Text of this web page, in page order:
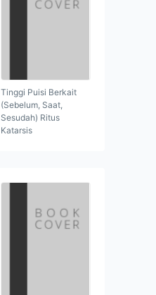
Tinggi Puisi Berkait
(Sebelum, Saat,
Sesudah) Ritus
Katarsis